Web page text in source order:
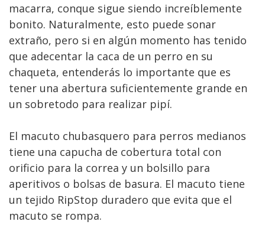
macarra, conque sigue siendo increíblemente
bonito. Naturalmente, esto puede sonar
extraño, pero si en algún momento has tenido
que adecentar la caca de un perro en su
chaqueta, entenderás lo importante que es
tener una abertura suficientemente grande en
un sobretodo para realizar pipí.
El macuto chubasquero para perros medianos
tiene una capucha de cobertura total con
orificio para la correa y un bolsillo para
aperitivos o bolsas de basura. El macuto tiene
un tejido RipStop duradero que evita que el
macuto se rompa.